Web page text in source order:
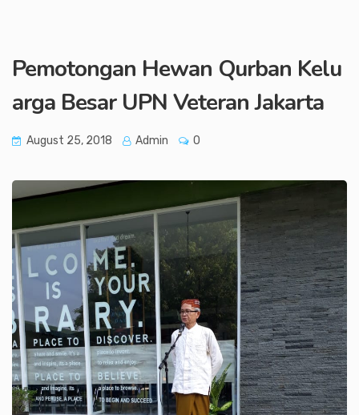
Pemotongan Hewan Qurban Kelu
arga Besar UPN Veteran Jakarta
August 25, 2018 Admin 0